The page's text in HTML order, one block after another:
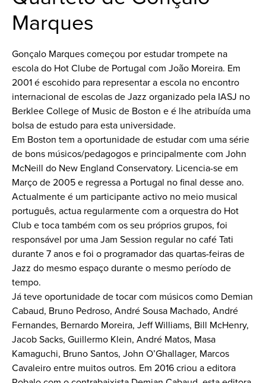
Marques
Gonçalo Marques começou por estudar trompete na
escola do Hot Clube de Portugal com João Moreira. Em
2001 é escohido para representar a escola no encontro
internacional de escolas de Jazz organizado pela IASJ no
Berklee College of Music de Boston e é lhe atribuída uma
bolsa de estudo para esta universidade.
Em Boston tem a oportunidade de estudar com uma série
de bons músicos/pedagogos e principalmente com John
McNeill do New England Conservatory. Licencia-se em
Março de 2005 e regressa a Portugal no final desse ano.
Actualmente é um participante activo no meio musical
português, actua regularmente com a orquestra do Hot
Club e toca também com os seu próprios grupos, foi
responsável por uma Jam Session regular no café Tati
durante 7 anos e foi o programador das quartas-feiras de
Jazz do mesmo espaço durante o mesmo período de
tempo.
Já teve oportunidade de tocar com músicos como Demian
Cabaud, Bruno Pedroso, André Sousa Machado, André
Fernandes, Bernardo Moreira, Jeff Williams, Bill McHenry,
Jacob Sacks, Guillermo Klein, André Matos, Masa
Kamaguchi, Bruno Santos, John O’Ghallager, Marcos
Cavaleiro entre muitos outros. Em 2016 criou a editora